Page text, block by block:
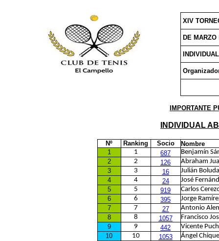
XIV
DE
IMPORTANTE
INDIVIDUAL
Nº Ranking Socio
Nombre
1
1 687
Benjamín
2
2 126
Abraham
3
3 16
Julián
4
4 24
José
5
5 919
Carlos
6
6 395
Jorge
7
7 27
Antonio
8
8 1057
Francisco
9
9 442
Vicente
10
10 1053
Ángel